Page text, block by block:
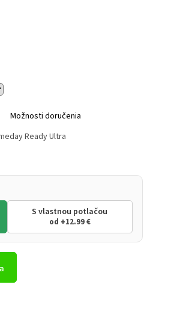
Možnosti doručenia
S vlastnou potlačou
od +12.99 €
Ready Ultra